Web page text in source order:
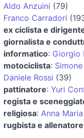
Aldo Anzuini (79)
Franco Carradori
ex ciclista e
giornalista e
informatico: Giorgio
motociclista:
Daniele Rossi (39)
pattinatore: Yuri
regista e
religiosa: Anna
rugbista e